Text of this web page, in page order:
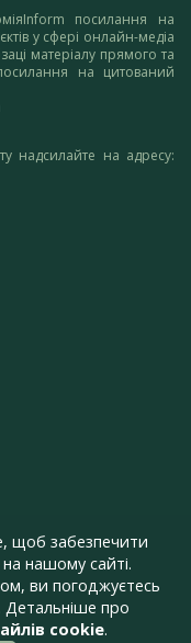
посилання на
у сфері онлайн-медіа
матеріалу прямого та
на цитований
надсилайте на адресу:
щоб забезпечити
нашому сайті.
ви погоджуєтесь
Детальніше про
cookie.